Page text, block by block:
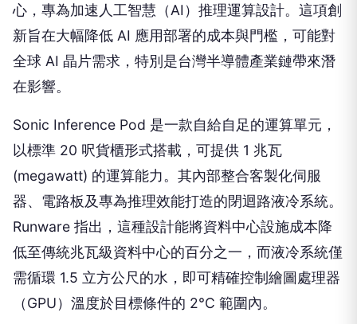
心，專為加速人工智慧（AI）推理運算設計。這項創
新旨在大幅降低 AI 應用部署的成本與門檻，可能對
全球 AI 晶片需求，特別是台灣半導體產業鏈帶來潛
在影響。
Sonic Inference Pod 是一款自給自足的運算單元，
以標準 20 呎貨櫃形式搭載，可提供 1 兆瓦
(megawatt) 的運算能力。其內部整合客製化伺服
器、電路板及專為推理效能打造的閉迴路液冷系統。
Runware 指出，這種設計能將資料中心設施成本降
低至傳統兆瓦級資料中心的百分之一，而液冷系統僅
需循環 1.5 立方公尺的水，即可精確控制繪圖處理器
（GPU）溫度於目標條件的 2°C 範圍內。